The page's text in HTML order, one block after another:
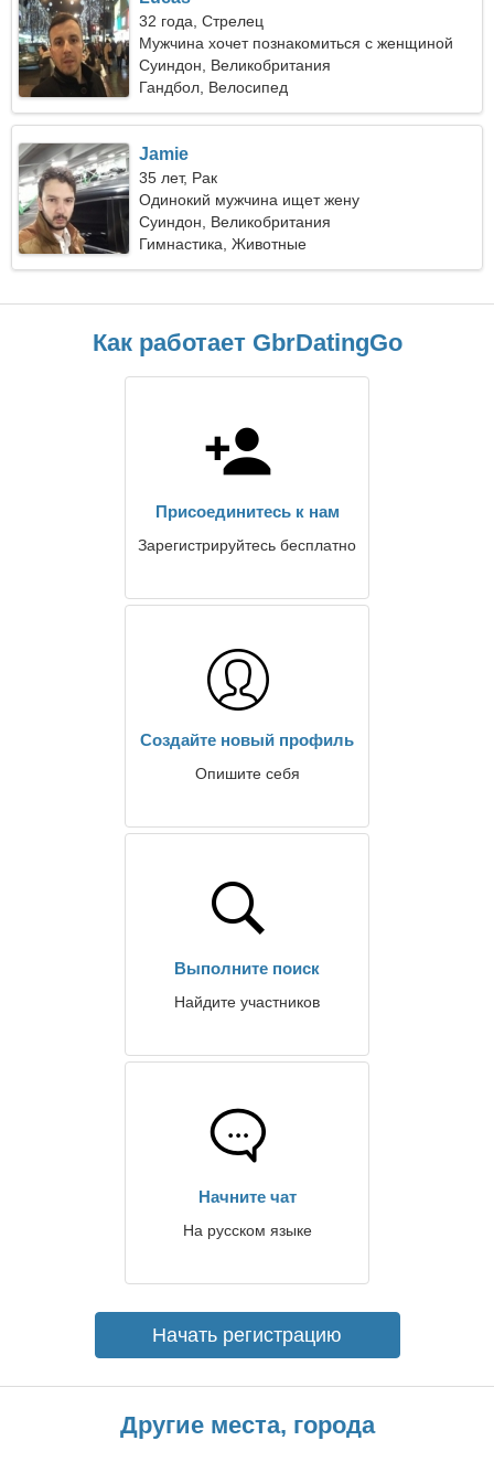
32 года, Стрелец
Мужчина хочет познакомиться с женщиной
Суиндон, Великобритания
Гандбол, Велосипед
Jamie
35 лет, Рак
Одинокий мужчина ищет жену
Суиндон, Великобритания
Гимнастика, Животные
Как работает GbrDatingGo
Присоединитесь к нам
Зарегистрируйтесь бесплатно
Создайте новый профиль
Опишите себя
Выполните поиск
Найдите участников
Начните чат
На русском языке
Начать регистрацию
Другие места, города